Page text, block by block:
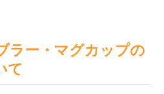
ラー・マグカップの
て